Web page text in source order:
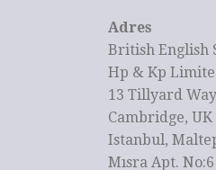
Adres
British English
Hp & Kp
13 Tillyard
Cambridge, UK
Istanbul,
Mısra Apt. No:6